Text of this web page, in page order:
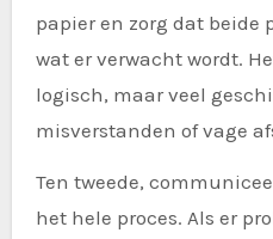
papier en zorg dat beide
wat er verwacht wordt.
logisch, maar veel
misverstanden of vage
Ten tweede,
het hele proces. Als er